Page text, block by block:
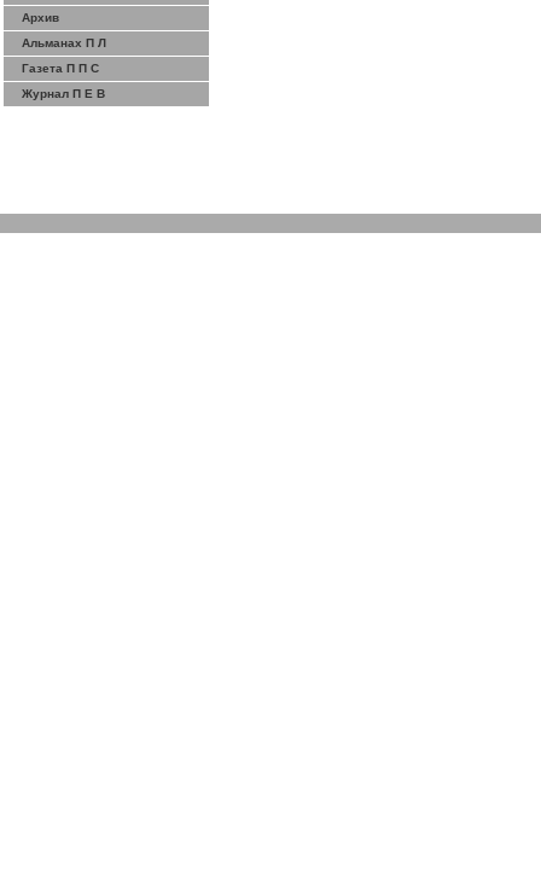
Архив
Альманах П Л
Газета П П С
Журнал П Е В